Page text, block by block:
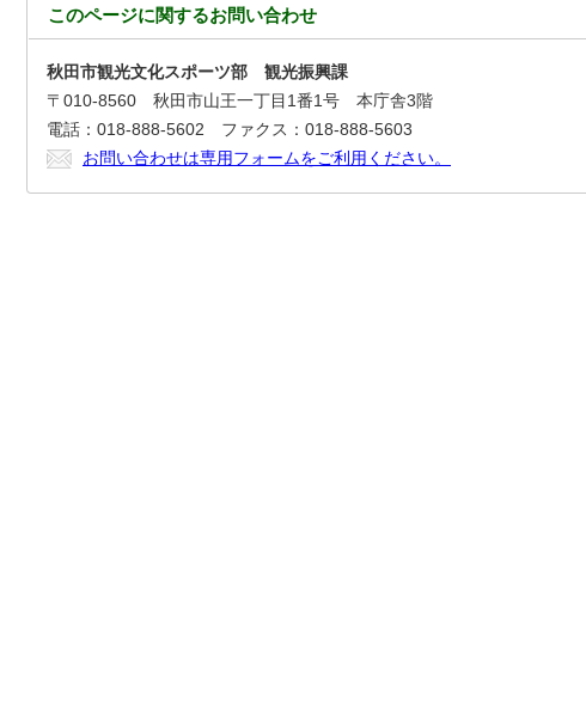
このページに関するお問い合わせ
秋田市観光文化スポーツ部 観光振興課
〒010-8560 秋田市山王一丁目1番1号 本庁舎3階
電話：018-888-5602 ファクス：018-888-5603
お問い合わせは専用フォームをご利用ください。